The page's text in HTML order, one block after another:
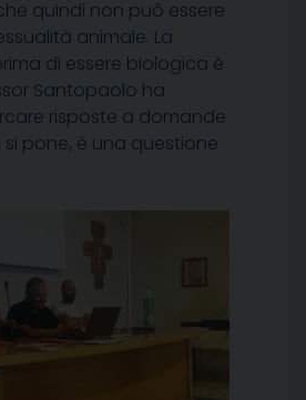
quindi non può essere
animale. La
di essere biologica è
Santopaolo ha
risposte a domande
pone, è una questione